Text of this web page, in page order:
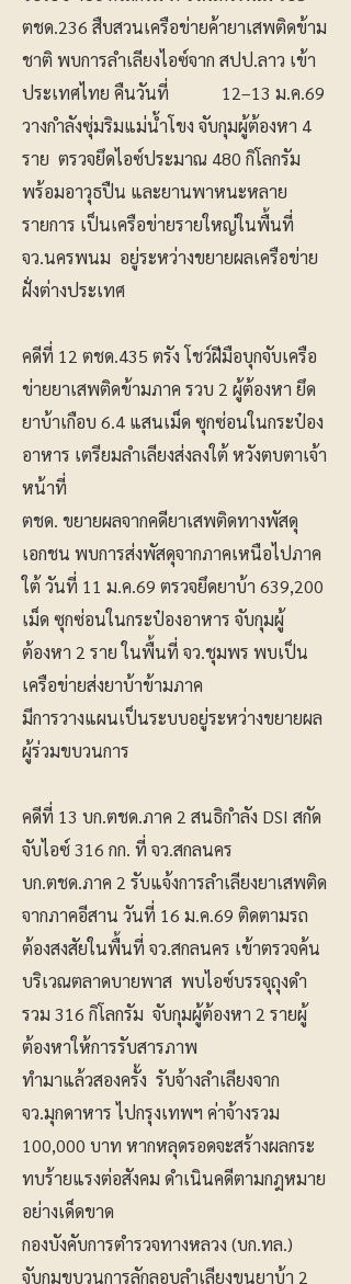
ตชด.236 สืบสวนเครือข่ายค้ายาเสพติดข้าม
ชาติ พบการลำเลียงไอซ์จาก สปป.ลาว เข้า
ประเทศไทย คืนวันที่ 12–13 ม.ค.69
วางกำลังซุ่มริมแม่น้ำโขง จับกุมผู้ต้องหา 4
ราย ตรวจยึดไอซ์ประมาณ 480 กิโลกรัม
พร้อมอาวุธปืน และยานพาหนะหลาย
รายการ เป็นเครือข่ายรายใหญ่ในพื้นที่
จว.นครพนม อยู่ระหว่างขยายผลเครือข่าย
ฝั่งต่างประเทศ
คดีที่ 12 ตชด.435 ตรัง โชว์ฝีมือบุกจับเครือ
ข่ายยาเสพติดข้ามภาค รวบ 2 ผู้ต้องหา ยึด
ยาบ้าเกือบ 6.4 แสนเม็ด ซุกซ่อนในกระป๋อง
อาหาร เตรียมลำเลียงส่งลงใต้ หวังตบตาเจ้า
หน้าที่
ตชด. ขยายผลจากคดียาเสพติดทางพัสดุ
เอกชน พบการส่งพัสดุจากภาคเหนือไปภาค
ใต้ วันที่ 11 ม.ค.69 ตรวจยึดยาบ้า 639,200
เม็ด ซุกซ่อนในกระป๋องอาหาร จับกุมผู้
ต้องหา 2 ราย ในพื้นที่ จว.ชุมพร พบเป็น
เครือข่ายส่งยาบ้าข้ามภาค
มีการวางแผนเป็นระบบอยู่ระหว่างขยายผล
ผู้ร่วมขบวนการ
คดีที่ 13 บก.ตชด.ภาค 2 สนธิกำลัง DSI สกัด
จับไอซ์ 316 กก. ที่ จว.สกลนคร
บก.ตชด.ภาค 2 รับแจ้งการลำเลียงยาเสพติด
จากภาคอีสาน วันที่ 16 ม.ค.69 ติดตามรถ
ต้องสงสัยในพื้นที่ จว.สกลนคร เข้าตรวจค้น
บริเวณตลาดบายพาส พบไอซ์บรรจุถุงดำ
รวม 316 กิโลกรัม จับกุมผู้ต้องหา 2 รายผู้
ต้องหาให้การรับสารภาพ
ทำมาแล้วสองครั้ง รับจ้างลำเลียงจาก
จว.มุกดาหาร ไปกรุงเทพฯ ค่าจ้างรวม
100,000 บาท หากหลุดรอดจะสร้างผลกระ
ทบร้ายแรงต่อสังคม ดำเนินคดีตามกฎหมาย
อย่างเด็ดขาด
กองบังคับการตำรวจทางหลวง (บก.ทล.)
จับกุมขบวนการลักลอบลำเลียงขนยาบ้า 2